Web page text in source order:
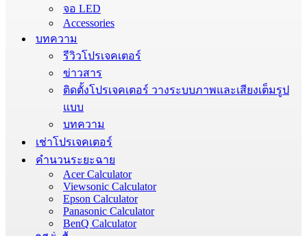
จอ LED
Accessories
บทความ
รีวิวโปรเจคเตอร์
ข่าวสาร
ติดตั้งโปรเจคเตอร์ วางระบบภาพและเสียงเต็มรูป
แบบ
บทความ
เช่าโปรเจคเตอร์
คำนวนระยะฉาย
Acer Calculator
Viewsonic Calculator
Epson Calculator
Panasonic Calculator
BenQ Calculator